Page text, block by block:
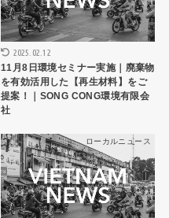
2025.02.12
11月8日環境セミナー実施｜廃棄物
を有効活用した【再生材料】をご
提案！｜SONG CONG環境有限会
社
ローカルニュース